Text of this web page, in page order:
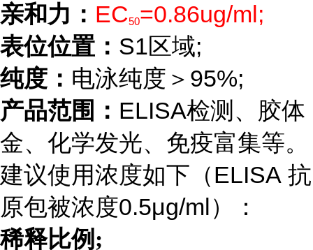
亲和力： EC50=0.86ug/ml;
表位位置： S1区域;
纯度： 电泳纯度＞ 95%;
产品范围： ELISA检测、胶体
金、化学发光、免疫富集等。
建议使用浓度如下（ELISA 抗
原包被浓度0.5μg/ml）：
稀释比例;